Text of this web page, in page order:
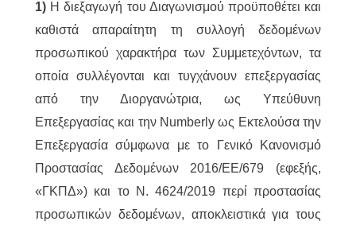
1) Η διεξαγωγή του Διαγωνισμού προϋποθέτει και
καθιστά απαραίτητη τη συλλογή δεδομένων
προσωπικού χαρακτήρα των Συμμετεχόντων, τα
οποία συλλέγονται και τυγχάνουν επεξεργασίας
από την Διοργανώτρια, ως Υπεύθυνη
Επεξεργασίας και την Numberly ως Εκτελούσα την
Επεξεργασία σύμφωνα με το Γενικό Κανονισμό
Προστασίας Δεδομένων 2016/ΕΕ/679 (εφεξής,
«ΓΚΠΔ») και το Ν. 4624/2019 περί προστασίας
προσωπικών δεδομένων, αποκλειστικά για τους